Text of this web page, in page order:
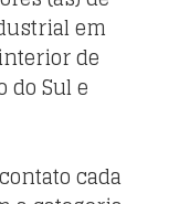
em
de
do Sul e
cada